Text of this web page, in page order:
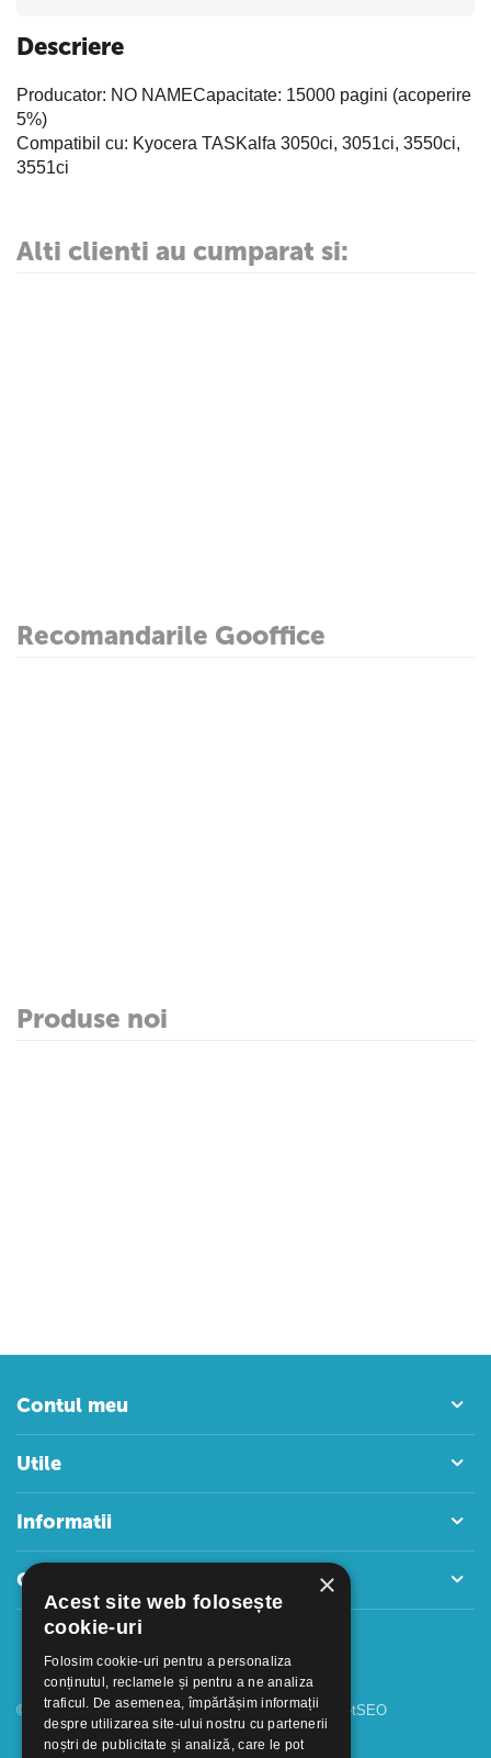
Descriere
Producator: NO NAMECapacitate: 15000 pagini (acoperire
5%)
Compatibil cu: Kyocera TASKalfa 3050ci, 3051ci, 3550ci,
3551ci
Alti clienti au cumparat si:
Recomandarile Gooffice
Produse noi
Contul meu
Utile
Informatii
Contact
© 2018 - 2026 GOOFFICE. Realizat si configurat netSEO
×
Acest site web folosește
cookie-uri
Folosim cookie-uri pentru a personaliza
conținutul, reclamele și pentru a ne analiza
traficul. De asemenea, împărtășim informații
despre utilizarea site-ului nostru cu partenerii
noștri de publicitate și analiză, care le pot